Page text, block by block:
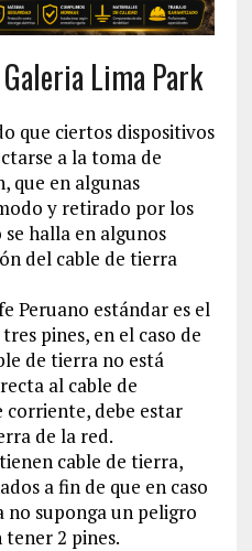
Lima Park
que ciertos dispositivos
a la toma de
que en algunas
y retirado por los
halla en algunos
del cable de tierra
Peruano estándar es el
pines, en el caso de
de tierra no está
al cable de
corriente, debe estar
de la red.
cable de tierra,
a fin de que en caso
suponga un peligro
tener 2 pines.